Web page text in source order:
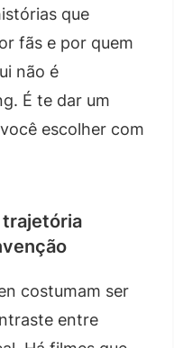
que
fãs e por quem
não é
É te dar um
escolher com
trajetória
costumam ser
entre